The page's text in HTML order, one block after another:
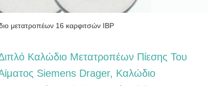
μετατροπέων 16 καρφιτσών IBP
Καλώδιο Μετατροπέων Πίεσης Του
Siemens Drager, Καλώδιο